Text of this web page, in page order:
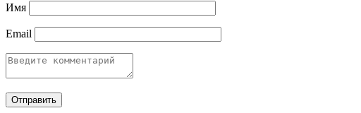
Имя
Email